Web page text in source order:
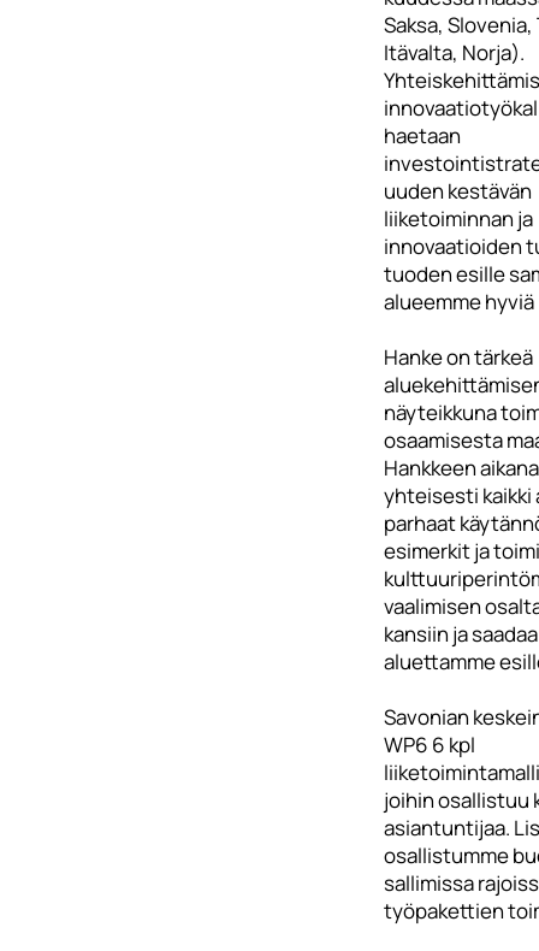
Saksa, Slovenia,
Itävalta, Norja).
haetaan
uuden kestävän
liiketoiminnan ja
innovaatioiden
tuoden esille
alueemme
Hanke on tärkeä
näyteikkuna
osaamisesta
Hankkeen
yhteisesti kaikki
parhaat
esimerkit ja
vaalimisen
kansiin ja
aluettamme
Savonian
WP6 6 kpl
joihin osallistuu
asiantuntijaa.
osallistumme
sallimissa
työpakettien